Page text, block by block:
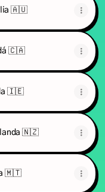
🇦🇺
🇨🇦
🇮🇪
🇳🇿
🇲🇹